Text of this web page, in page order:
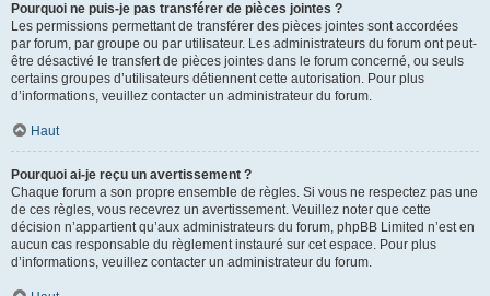
Pourquoi ne puis-je pas transférer de pièces jointes ?
Les permissions permettant de transférer des pièces jointes sont accordées
par forum, par groupe ou par utilisateur. Les administrateurs du forum ont peut-
être désactivé le transfert de pièces jointes dans le forum concerné, ou seuls
certains groupes d’utilisateurs détiennent cette autorisation. Pour plus
d’informations, veuillez contacter un administrateur du forum.
Haut
Pourquoi ai-je reçu un avertissement ?
Chaque forum a son propre ensemble de règles. Si vous ne respectez pas une
de ces règles, vous recevrez un avertissement. Veuillez noter que cette
décision n’appartient qu’aux administrateurs du forum, phpBB Limited n’est en
aucun cas responsable du règlement instauré sur cet espace. Pour plus
d’informations, veuillez contacter un administrateur du forum.